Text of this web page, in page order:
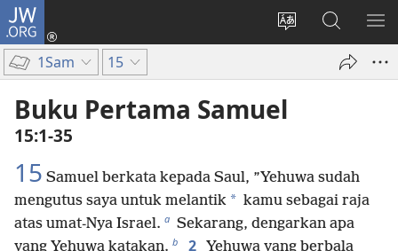
JW.ORG
Ganti
situs
Log
window
baru)
Cari
JW.ORG
1Sam 15
Buku Pertama Samuel
15:1-35
15 Samuel berkata kepada Saul, ”Yehuwa sudah
mengutus saya untuk melantik * kamu sebagai raja
atas umat-Nya Israel. a Sekarang, dengarkan apa
yang Yehuwa katakan. b 2 Yehuwa yang berbala